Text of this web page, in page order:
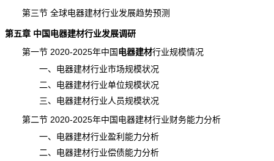
第三节 全球电器建材行业发展趋势预测
第五章 中国电器建材行业发展调研
第一节 2020-2025年中国电器建材行业规模情况
一、电器建材行业市场规模状况
二、电器建材行业单位规模状况
三、电器建材行业人员规模状况
第二节 2020-2025年中国电器建材行业财务能力分析
一、电器建材行业盈利能力分析
二、电器建材行业偿债能力分析